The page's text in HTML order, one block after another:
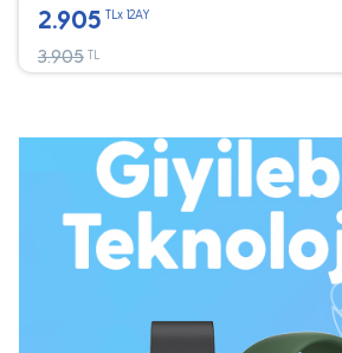
2.905 TLx 12AY
3.905 TL